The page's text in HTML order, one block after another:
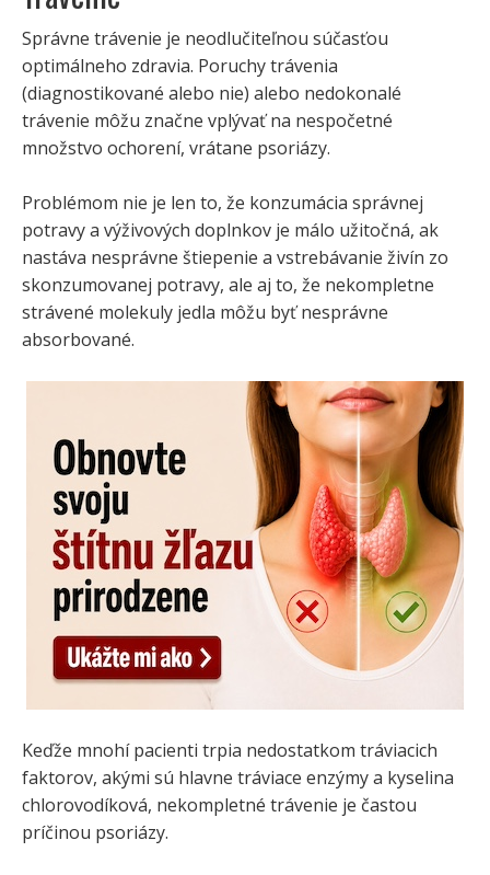
Správne trávenie je neodlučiteľnou súčasťou
optimálneho zdravia. Poruchy trávenia
(diagnostikované alebo nie) alebo nedokonalé
trávenie môžu značne vplývať na nespočetné
množstvo ochorení, vrátane psoriázy.
Problémom nie je len to, že konzumácia správnej
potravy a výživových doplnkov je málo užitočná, ak
nastáva nesprávne štiepenie a vstrebávanie živín zo
skonzumovanej potravy, ale aj to, že nekompletne
strávené molekuly jedla môžu byť nesprávne
absorbované.
Keďže mnohí pacienti trpia nedostatkom tráviacich
faktorov, akými sú hlavne tráviace enzýmy a kyselina
chlorovodíková, nekompletné trávenie je častou
príčinou psoriázy.